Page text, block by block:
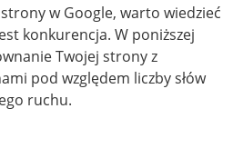
w Google, warto wiedzieć
konkurencja. W poniższej
Twojej strony z
pod względem liczby słów
ruchu.